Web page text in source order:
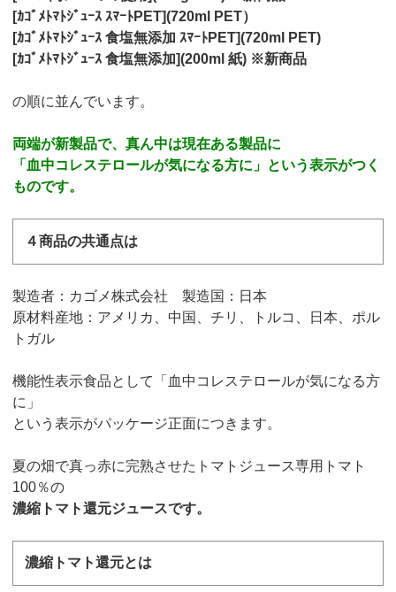
[ｶｺﾞﾒﾄﾏﾄｼﾞｭｰｽ ｽﾏｰﾄPET](720ml PET）
[ｶｺﾞﾒﾄﾏﾄｼﾞｭｰｽ 食塩無添加 ｽﾏｰﾄPET](720ml PET)
[ｶｺﾞﾒﾄﾏﾄｼﾞｭｰｽ 食塩無添加](200ml 紙) ※新商品
の順に並んでいます。
両端が新製品で、真ん中は現在ある製品に
「血中コレステロールが気になる方に」という表示がつく
ものです。
４商品の共通点は
製造者：カゴメ株式会社 製造国：日本
原材料産地：アメリカ、中国、チリ、トルコ、日本、ポル
トガル
機能性表示食品として「血中コレステロールが気になる方
に」
という表示がパッケージ正面につきます。
夏の畑で真っ赤に完熟させたトマトジュース専用トマト
100％の
濃縮トマト還元ジュースです。
濃縮トマト還元とは